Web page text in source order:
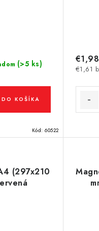
(>5 ks)
DO KOŠÍKA
Kód: 60522
€1,61
€1,98
(297x210